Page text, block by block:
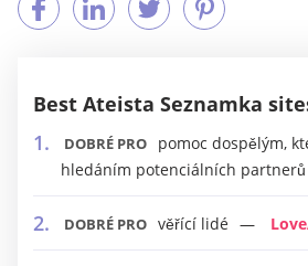
Best Ateista Seznamka
DOBRÉ PRO
pomoc dospělým,
hledáním potenciálních
DOBRÉ PRO věřící lidé